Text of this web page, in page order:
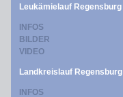
Leukämielauf Regensburg
INFOS
BILDER
VIDEO
Landkreislauf Regensburg
INFOS